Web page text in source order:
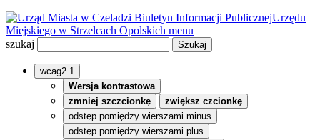
Biuletyn Informacji PublicznejUrzędu
Miejskiego w Strzelcach Opolskich menu
szukaj
wcag2.1
Wersja kontrastowa
zmniej szczcionkę
zwiększ czcionkę
odstęp pomiędzy wierszami minus
odstęp pomiędzy wierszami plus